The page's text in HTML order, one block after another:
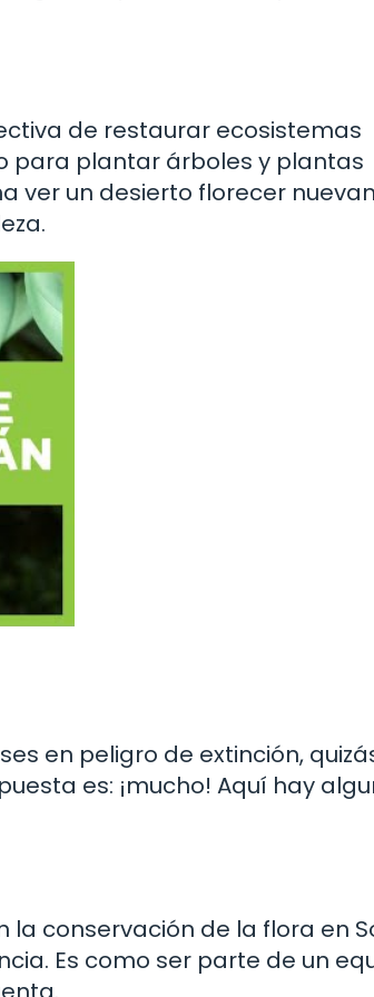
de restaurar ecosistemas
para plantar árboles y plantas
ver un desierto florecer
en peligro de extinción,
es: ¡mucho! Aquí hay
conservación de la flora en
Es como ser parte de un